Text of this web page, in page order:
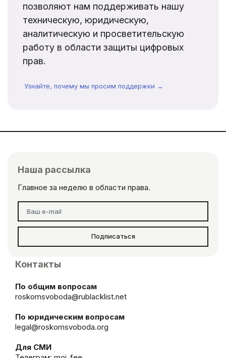
позволяют нам поддерживать нашу
техническую, юридическую,
аналитическую и просветительскую
работу в области защиты цифровых
прав.
Узнайте, почему мы просим поддержки →
Наша рассылка
Главное за неделю в области права.
Подписаться
Контакты
По общим вопросам
roskomsvoboda@rublacklist.net
По юридическим вопросам
legal@roskomsvoboda.org
Для СМИ